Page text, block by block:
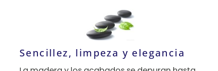
Sencillez, limpeza y elegancia